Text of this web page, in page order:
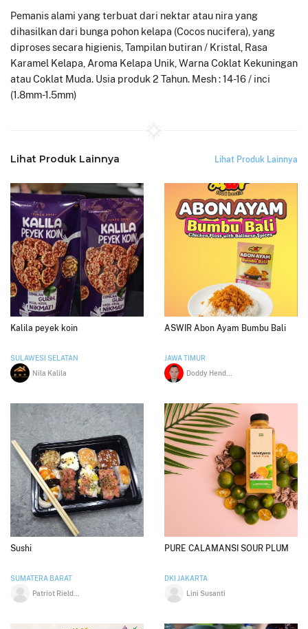
Pemanis alami yang terbuat dari nektar atau nira yang
dihasilkan dari bunga pohon kelapa (Cocos nucifera), yang
diproses secara higienis, Tampilan butiran / Kristal, Rasa
Karamel Kelapa, Aroma Kelapa Unik, Warna Coklat Kekuningan
atau Coklat Muda. Usia produk 2 Tahun. Mesh : 14-16 / inci
(1.8mm-1.5mm)
Lihat Produk Lainnya Lihat Produk Lainnya
Kalila peyek koin
SULAWESI SELATAN
Nila Kalila
ASWIR Abon Ayam Bumbu Bali
JAWA TIMUR
Sushi
SUMATERA BARAT
PURE CALAMANSI SOUR PLUM
DKI JAKARTA
Lini Susanti